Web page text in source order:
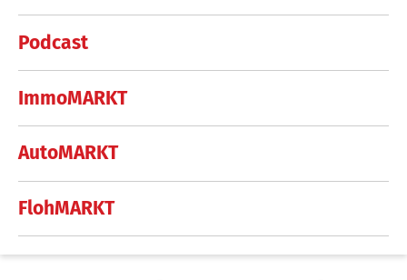
Podcast
ImmoMARKT
AutoMARKT
FlohMARKT